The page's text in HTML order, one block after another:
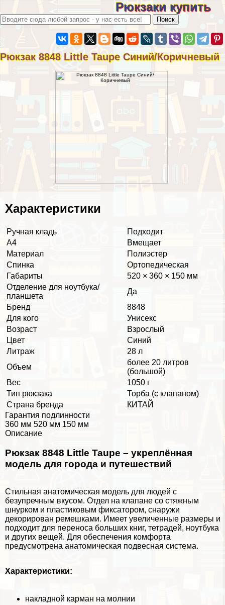
Рюкзаки купить
Рюкзак 8848 Little Taupe Синий/Коричневый
Хаpaктеристики
Ручная кладь
Подходит
А4
Вмещает
Материал
Полиэстер
Спинка
Ортопедическая
Габариты
520 × 360 × 150 мм
Отделение для ноутбука/
планшета
Да
Бренд
8848
Для кого
Униceкc
Возраст
Взрослый
Цвет
Синий
Литраж
28 л
Объем
более 20 литров
(большой)
Вес
1050 г
Тип рюкзака
Торба (с клапаном)
Страна бренда
КИТАЙ
Гарантия подлинности
360 мм 520 мм 150 мм
Описание
Рюкзак 8848 Little Taupe – укреплённая
модель для города и путешествий
Стильная анатомическая модель для людей с
безупречным вкусом. Отдел на клапане со стяжным
шнурком и пластиковым фиксатором, снаружи
декорирован ремешками. Имеет увеличенные размеры и
подходит для переноса больших книг, тетрадей, ноутбука
и других вещей. Для обеспечения комфорта
предусмотрена анатомическая подвесная система.
Хаpaктеристики:
накладной карман на молнии